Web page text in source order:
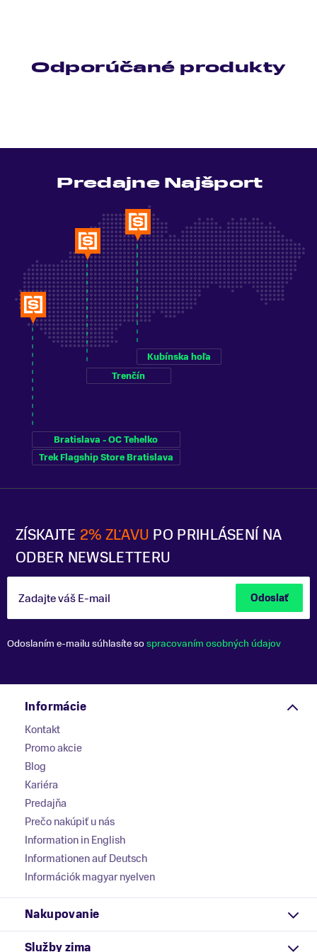
Odporúčané produkty
ZÍSKAJTE 2% ZĽAVU PO PRIHLÁSENÍ NA
ODBER NEWSLETTERU
Zadajte váš E-mail Odoslať
Odoslaním e-mailu súhlasíte sospracovaním osobných údajov
Predajne Najšport
Bratislava - OC Tehelko
Trek Flagship Store Bratislava
Trenčín
Kubínska hoľa
Informácie
Kontakt
Promo akcie
Blog
Kariéra
Predajňa
Prečo nakúpiť u nás
Information in English
Informationen auf Deutsch
Információk magyar nyelven
Nakupovanie
Služby zima